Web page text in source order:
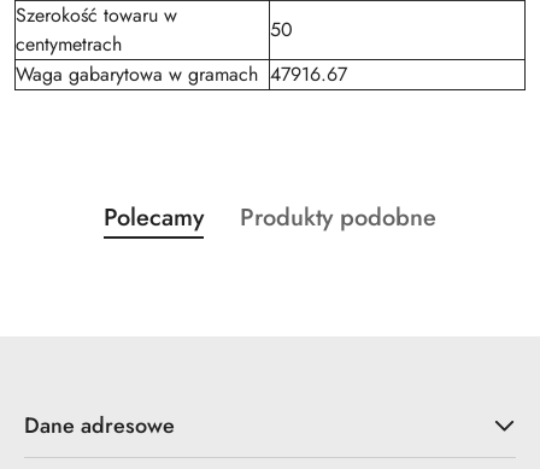
Szerokość towaru w
centymetrach
50
Waga gabarytowa w gramach 47916.67
Pomiń karuzelę produktów
Produkty
o
Polecamy
Produkty
Produkty podobne
Dane adresowe